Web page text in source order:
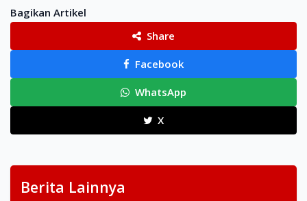
Bagikan Artikel
Share
Facebook
WhatsApp
X
Berita Lainnya